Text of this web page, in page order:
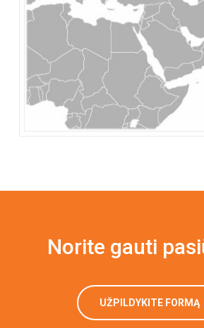
Norite gauti
UŽPILDYKITE FORMĄ